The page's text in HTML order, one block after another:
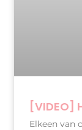
[VIDEO]
Elkeen van